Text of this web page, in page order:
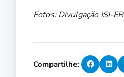
Fotos: Divulgação ISI-ER
Compartilhe: